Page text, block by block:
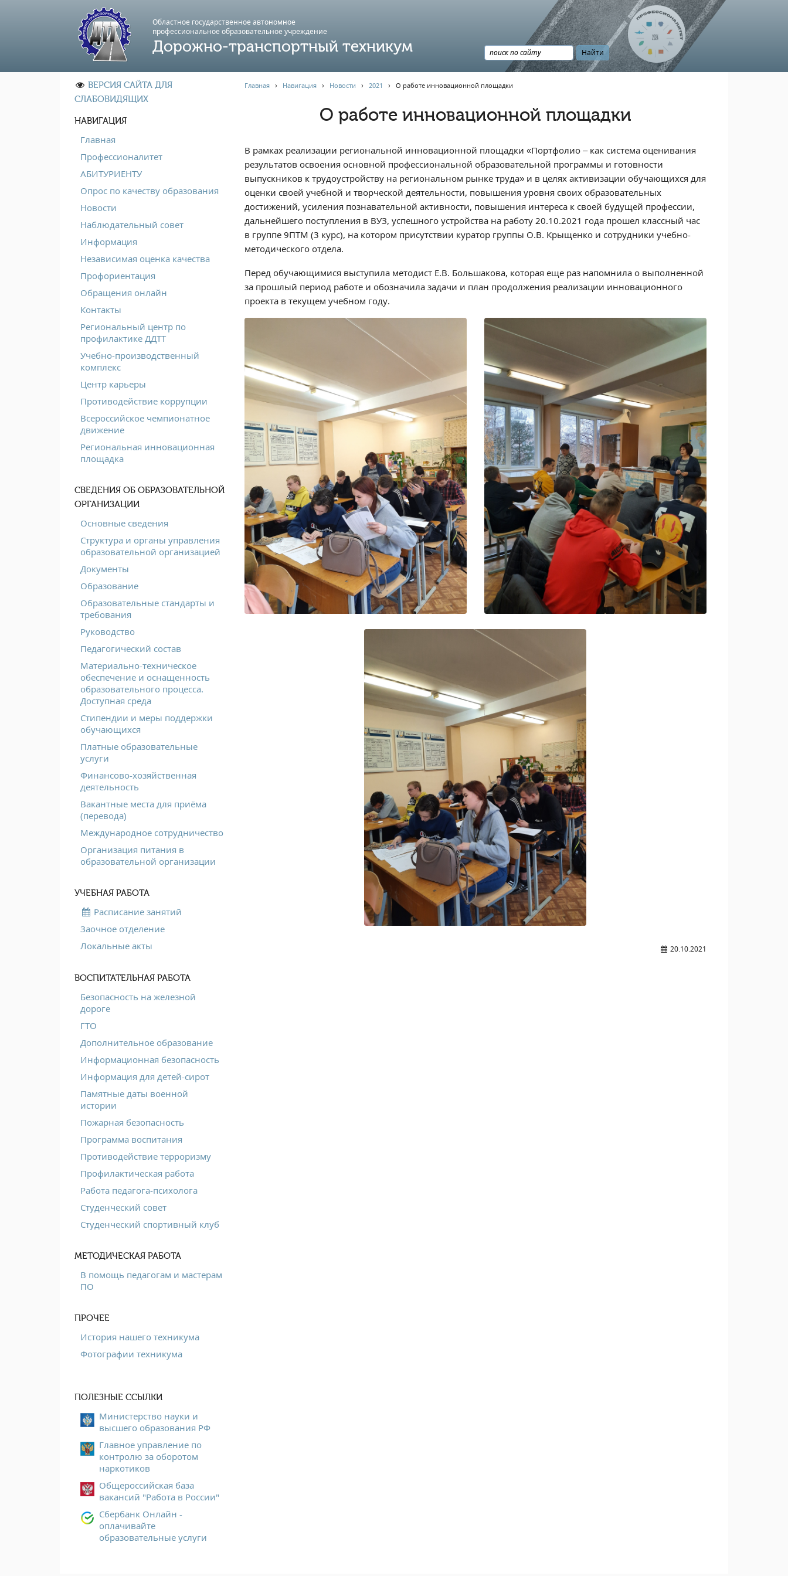
Областное государственное автономное
профессиональноe образовательное учреждение
Дорожно-транспортный техникум
ВЕРСИЯ САЙТА ДЛЯ
СЛАБОВИДЯЩИХ
НАВИГАЦИЯ
Главная
Профессионалитет
АБИТУРИЕНТУ
Опрос по качеству образования
Новости
Наблюдательный совет
Информация
Независимая оценка качества
Профориентация
Обращения онлайн
Контакты
Региональный центр по
профилактике ДДТТ
Учебно-производственный
комплекс
Центр карьеры
Противодействие коррупции
Всероссийское чемпионатное
движение
Региональная инновационная
площадка
СВЕДЕНИЯ ОБ ОБРАЗОВАТЕЛЬНОЙ
ОРГАНИЗАЦИИ
Основные сведения
Структура и органы управления
образовательной организацией
Документы
Образование
Образовательные стандарты и
требования
Руководство
Педагогический состав
Материально-техническое
обеспечение и оснащенность
образовательного процесса.
Доступная среда
Стипендии и меры поддержки
обучающихся
Платные образовательные
услуги
Финансово-хозяйственная
деятельность
Вакантные места для приёма
(перевода)
Международное сотрудничество
Организация питания в
образовательной организации
УЧЕБНАЯ РАБОТА
Расписание занятий
Заочное отделение
Локальные акты
ВОСПИТАТЕЛЬНАЯ РАБОТА
Безопасность на железной
дороге
ГТО
Дополнительное образование
Информационная безопасность
Информация для детей-сирот
Памятные даты военной
истории
Пожарная безопасность
Программа воспитания
Противодействие терроризму
Профилактическая работа
Работа педагога-психолога
Студенческий совет
Студенческий спортивный клуб
МЕТОДИЧЕСКАЯ РАБОТА
В помощь педагогам и мастерам
ПО
ПРОЧЕЕ
История нашего техникума
Фотографии техникума
ПОЛЕЗНЫЕ ССЫЛКИ
Министерство науки и
высшего образования РФ
Главное управление по
контролю за оборотом
наркотиков
Общероссийская база
вакансий "Работа в России"
Сбербанк Онлайн -
оплачивайте
образовательные услуги
Главная› Навигация› Новости › 2021 › О работе инновационной площадки
О работе инновационной площадки
В рамках реализации региональной инновационной площадки «Портфолио – как система оценивания
результатов освоения основной профессиональной образовательной программы и готовности
выпускников к трудоустройству на региональном рынке труда» и в целях активизации обучающихся для
оценки своей учебной и творческой деятельности, повышения уровня своих образовательных
достижений, усиления познавательной активности, повышения интереса к своей будущей профессии,
дальнейшего поступления в ВУЗ, успешного устройства на работу 20.10.2021 года прошел классный час
в группе 9ПТМ (3 курс), на котором присутствии куратор группы О.В. Крыщенко и сотрудники учебно-
методического отдела.
Перед обучающимися выступила методист Е.В. Большакова, которая еще раз напомнила о выполненной
за прошлый период работе и обозначила задачи и план продолжения реализации инновационного
проекта в текущем учебном году.
20.10.2021